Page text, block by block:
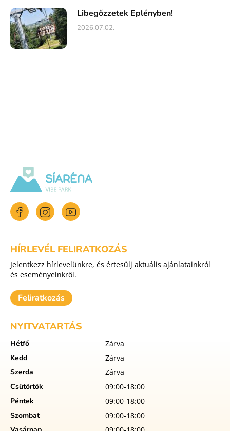
Libegőzzetek Eplényben!
2026.07.02.
HÍRLEVÉL FELIRATKOZÁS
Jelentkezz hírlevelünkre, és értesülj aktuális ajánlatainkról
és eseményeinkről.
Feliratkozás
NYITVATARTÁS
Hétfő
Zárva
Kedd
Zárva
Szerda
Zárva
Csütörtök
09:00-18:00
Péntek
09:00-18:00
Szombat
09:00-18:00